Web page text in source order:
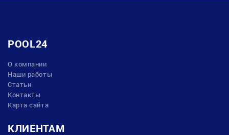
POOL24
О компании
Наши работы
Статьи
Контакты
Карта сайта
КЛИЕНТАМ